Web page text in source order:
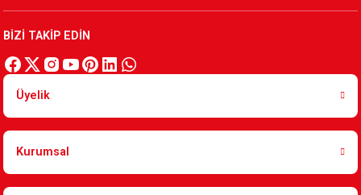
BİZİ TAKİP EDİN
Üyelik
Kurumsal